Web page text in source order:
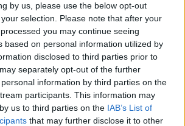
by us, please use the below opt-out
selection. Please note that after your
you may continue seeing
based on personal information utilized by
disclosed to third parties prior to
separately opt-out of the further
information by third parties on the
participants. This information may
us to third parties on the IAB’s List of
that may further disclose it to other
11
10
Ai Servizi di Igiene e Pulizia9